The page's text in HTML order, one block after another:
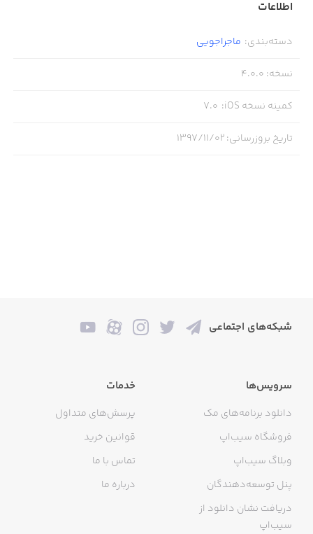
اطلاعات
دسته‌بندی: ماجراجویی
نسخه:
4.0.0
کمینه نسخه iOS :
7.0
تاریخ بروزرسانی:۱۳۹۷/۱۱/۰۲
شبکه‌های اجتماعی
سرویس‌ها
دانلود برنامه‌های مک
فروشگاه سیب‌اپ
وبلاگ سیب‌اپ
پنل توسعه‌دهندگان
دریافت نشان دانلود از
سیب‌اپ
خدمات
پرسش‌های متداول
قوانین خرید
تماس با ما
درباره ما